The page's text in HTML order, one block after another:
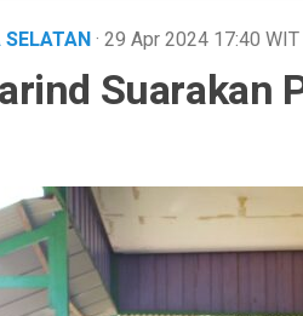
· 29 Apr 2024 17:40 WIT
Suarakan